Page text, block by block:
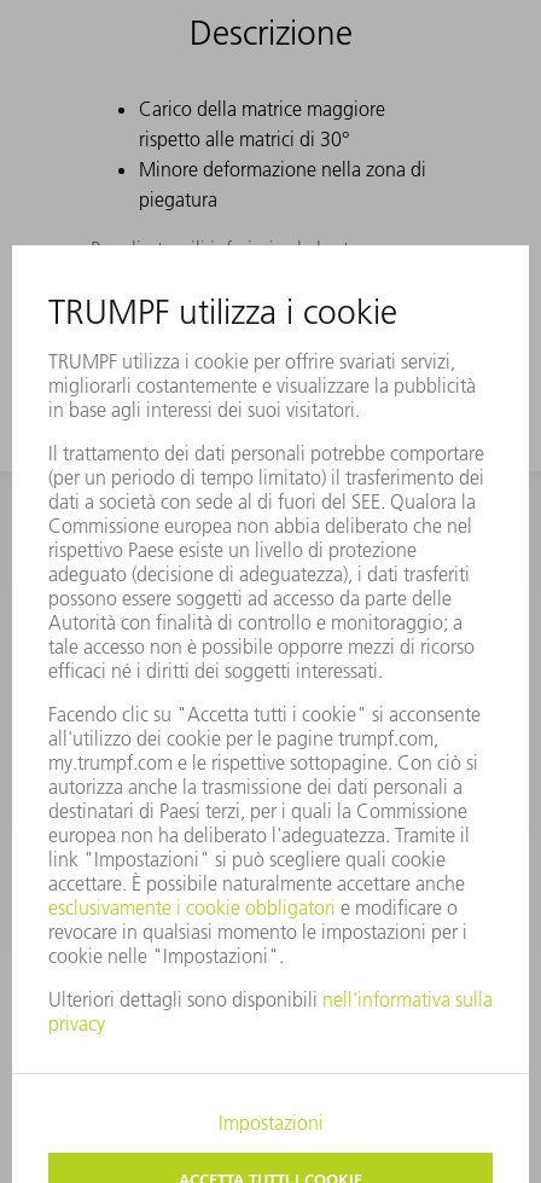
Descrizione
Carico della matrice maggiore
rispetto alle matrici di 30°
Minore deformazione nella zona di
piegatura
Per gli utensili inferiori vale la stessa
a corno vengono sostituiti con sezioni da
INFORMAZIONE
Domande frequenti
Condizioni generali di contratto
CONTATTO
RICAMBI TRUMPF ITALIA
lunedì a venerdì: 08:30 – 18:00
ricambi@trumpf.com
CONTATTO
UTENSILI TRUMPF ITALIA
+39 02 48489482
lunedì a venerdì: 08:00 – 18:00
utensili@trumpf.com
PROTEZIONE DEI DATI COPYRIGHT E MARCHIO